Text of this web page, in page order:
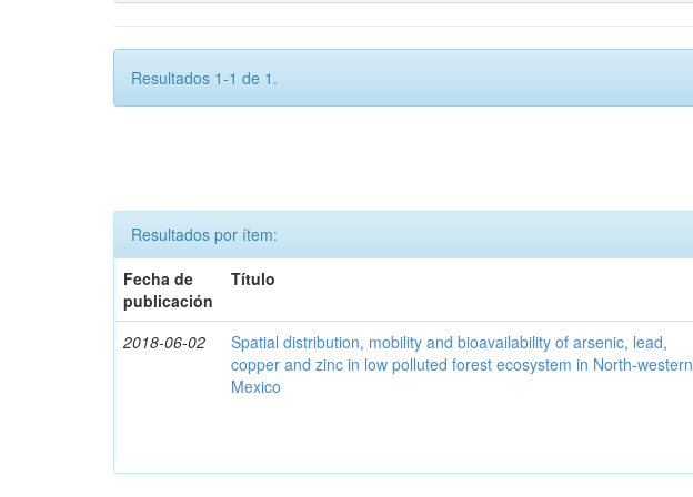
Resultados 1-1 de 1.
Resultados por ítem:
Fecha de
publicación
Título
2018-06-02
Spatial distribution, mobility and bioavailability of arsenic, lead,
copper and zinc in low polluted forest ecosystem in North-western
Mexico